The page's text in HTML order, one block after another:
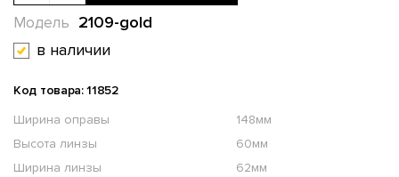
2109-gold
Модель
в наличии
Код товара: 11852
Ширина оправы
148мм
Высота линзы
60мм
Ширина линзы
62мм